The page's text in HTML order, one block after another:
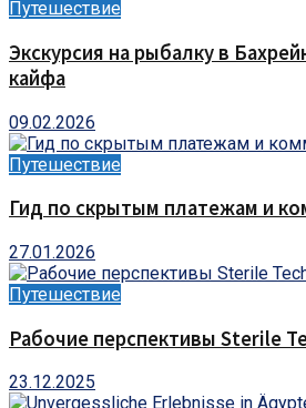
Путешествие
Экскурсия на рыбалку в
кайфа
09.02.2026
Путешествие
Гид по скрытым платежам и
27.01.2026
Путешествие
Рабочие перспективы Sterile
23.12.2025